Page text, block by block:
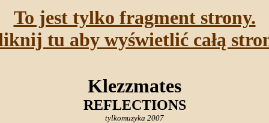
To jest tylko fragment strony.
tu aby wyświetlić całą
Klezzmates
REFLECTIONS
tylkomuzyka 2007